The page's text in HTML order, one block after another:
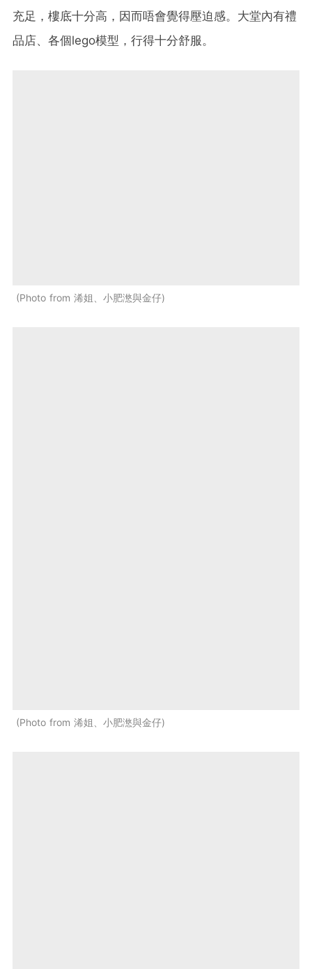
充足，樓底十分高，因而唔會覺得壓迫感。大堂內有禮
品店、各個lego模型，行得十分舒服。
Photo from 浠姐、小肥滺與金仔
Photo from 浠姐、小肥滺與金仔